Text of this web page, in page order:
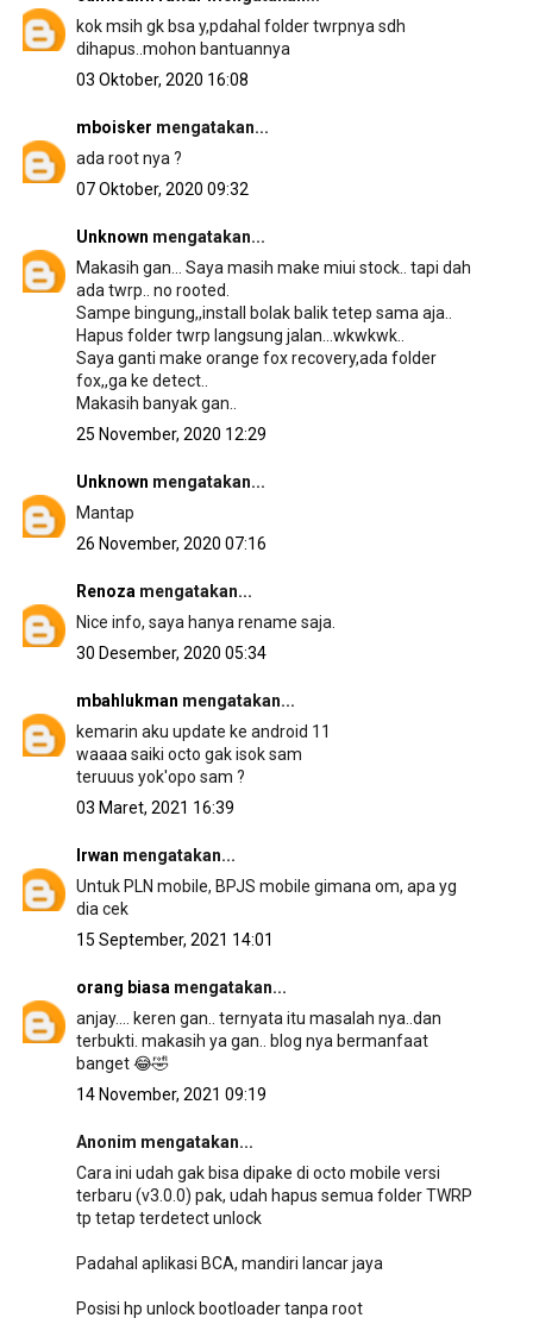
kok msih gk bsa y,pdahal folder twrpnya sdh
dihapus..mohon bantuannya
03 Oktober, 2020 16:08
mboisker mengatakan...
ada root nya ?
07 Oktober, 2020 09:32
Unknown mengatakan...
Makasih gan... Saya masih make miui stock.. tapi dah
ada twrp.. no rooted.
Sampe bingung,,install bolak balik tetep sama aja..
Hapus folder twrp langsung jalan...wkwkwk..
Saya ganti make orange fox recovery,ada folder
fox,,ga ke detect..
Makasih banyak gan..
25 November, 2020 12:29
Unknown mengatakan...
Mantap
26 November, 2020 07:16
Renoza mengatakan...
Nice info, saya hanya rename saja.
30 Desember, 2020 05:34
mbahlukman mengatakan...
kemarin aku update ke android 11
waaaa saiki octo gak isok sam
teruuus yok'opo sam ?
03 Maret, 2021 16:39
Irwan mengatakan...
Untuk PLN mobile, BPJS mobile gimana om, apa yg
dia cek
15 September, 2021 14:01
orang biasa mengatakan...
anjay.... keren gan.. ternyata itu masalah nya..dan
terbukti. makasih ya gan.. blog nya bermanfaat
banget 😂🤣
14 November, 2021 09:19
Anonim mengatakan...
Cara ini udah gak bisa dipake di octo mobile versi
terbaru (v3.0.0) pak, udah hapus semua folder TWRP
tp tetap terdetect unlock
Padahal aplikasi BCA, mandiri lancar jaya
Posisi hp unlock bootloader tanpa root